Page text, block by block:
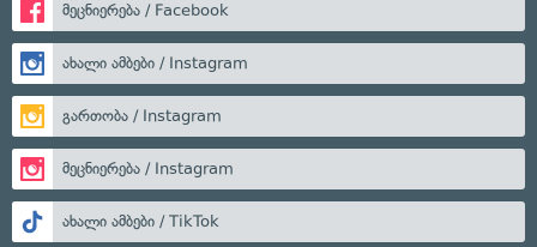
მეცნიერება / Facebook
ახალი ამბები / Instagram
გართობა / Instagram
მეცნიერება / Instagram
ახალი ამბები / TikTok